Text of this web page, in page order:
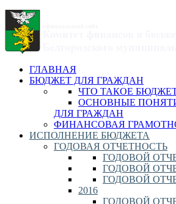
ГЛАВНАЯ
БЮДЖЕТ ДЛЯ ГРАЖДАН
ЧТО ТАКОЕ
ОСНОВНЫЕ
ДЛЯ ГРАЖДАН
ФИНАНСОВАЯ
ИСПОЛНЕНИЕ БЮДЖЕТА
ГОДОВАЯ ОТЧЕТНОСТЬ
ГОДОВОЙ
ГОДОВОЙ
ГОДОВОЙ
2016
ГОДОВОЙ